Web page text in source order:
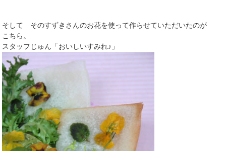
そして そのすずきさんのお花を使って作らせていただいたのが
こちら。
スタッフじゅん「おいしいすみれ♪」